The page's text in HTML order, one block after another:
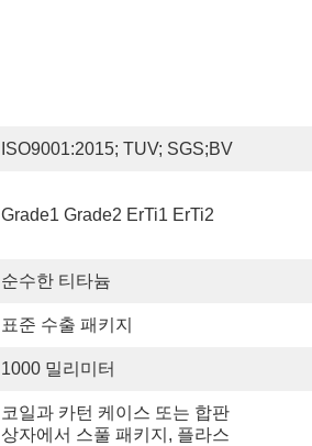
ISO9001:2015; TUV; SGS;BV
Grade1 Grade2 ErTi1 ErTi2
순수한 티타늄
표준 수출 패키지
1000 밀리미터
코일과 카턴 케이스 또는 합판
상자에서 스풀 패키지, 플라스